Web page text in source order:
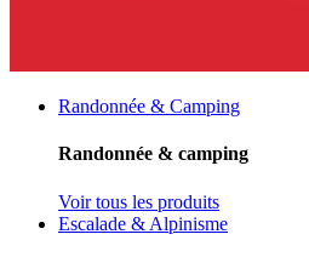
Randonnée & Camping
Randonnée & camping
Voir tous les produits
Escalade & Alpinisme